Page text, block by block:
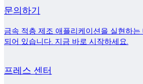
문의하기
금속 적층 제조 애플리케이션을 실현하
되어 있습니다. 지금 바로 시작하세요.
프레스 센터